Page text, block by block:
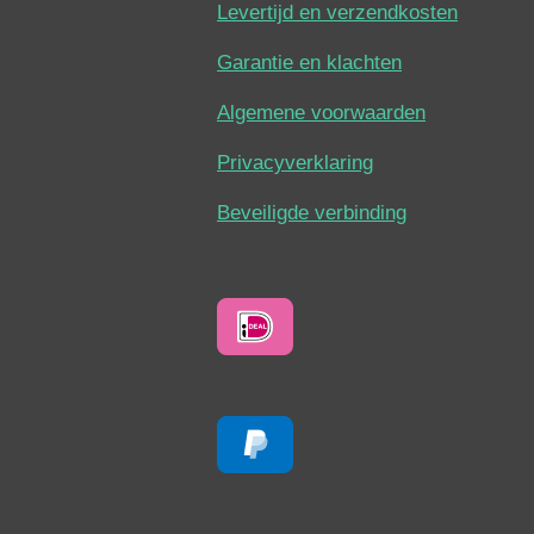
Levertijd en verzendkosten
Garantie en klachten
Algemene voorwaarden
Privacyverklaring
Beveiligde verbinding